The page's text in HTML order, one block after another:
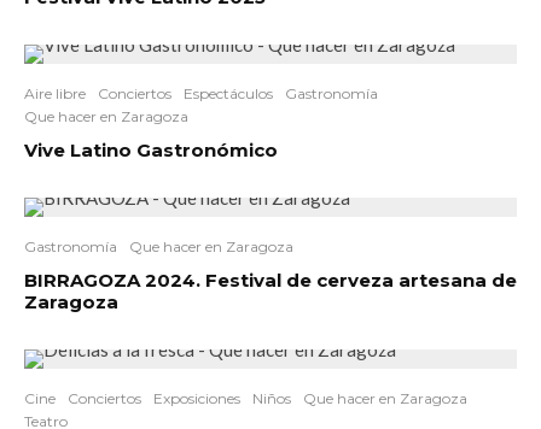
Aire libre Conciertos Espectáculos
Gastronomía
Que hacer en Zaragoza
Vive Latino Gastronómico
Gastronomía Que hacer en Zaragoza
BIRRAGOZA 2024. Festival de cerveza artesana de
Zaragoza
Cine Conciertos Exposiciones Niños
Que hacer en Zaragoza
Teatro